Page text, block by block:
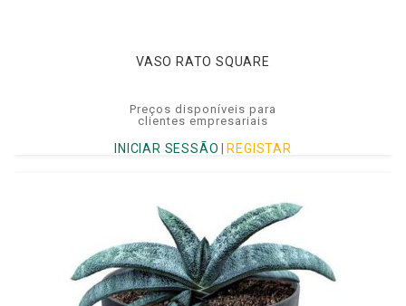
VASO RATO SQUARE
Preços disponíveis para
clientes empresariais
INICIAR SESSÃO REGISTAR